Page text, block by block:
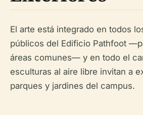
El arte está integrado en todos
públicos del Edificio Pathfoot
áreas comunes— y en todo el
esculturas al aire libre invitan a
parques y jardines del campus.